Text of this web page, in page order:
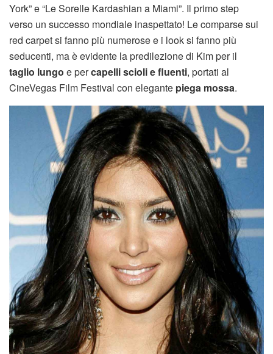
York” e “Le Sorelle Kardashian a Miami”. Il primo step
verso un successo mondiale inaspettato! Le comparse sui
red carpet si fanno più numerose e i look si fanno più
seducenti, ma è evidente la predilezione di Kim per il
taglio lungo e percapelli scioli e fluenti, portati al
CineVegas Film Festival con elegante piega mossa.